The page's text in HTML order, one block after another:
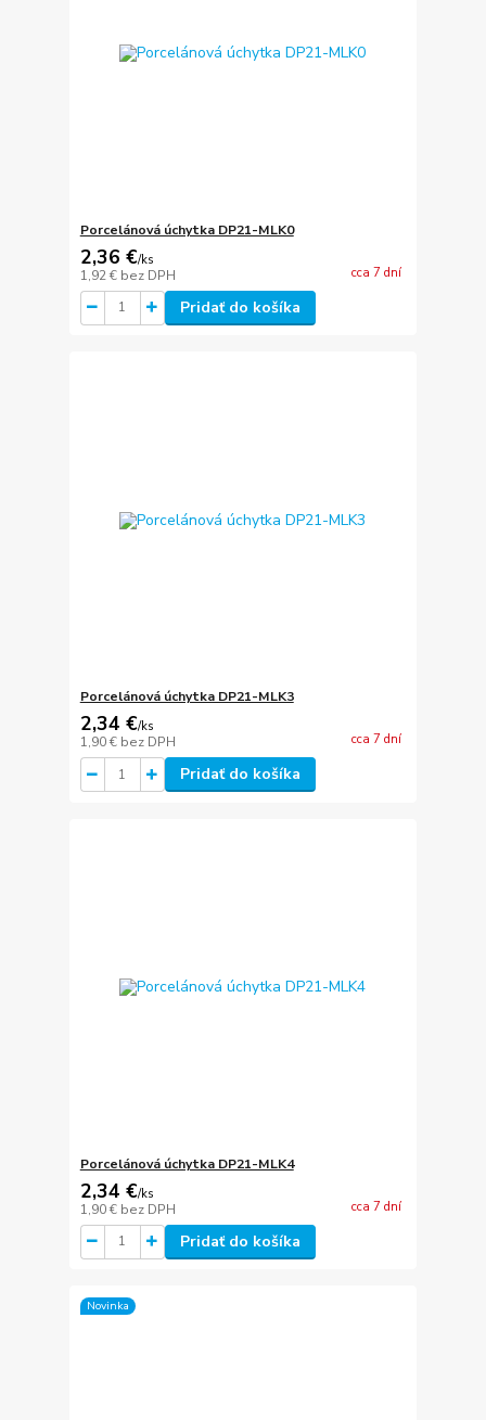
Porcelánová úchytka DP21-MLK0
2,36 €/ks
1,92 € bez DPH cca 7 dní
Pridať do košíka
Porcelánová úchytka DP21-MLK3
2,34 €/ks
1,90 € bez DPH cca 7 dní
Pridať do košíka
Porcelánová úchytka DP21-MLK4
2,34 €/ks
1,90 € bez DPH cca 7 dní
Pridať do košíka
Novinka